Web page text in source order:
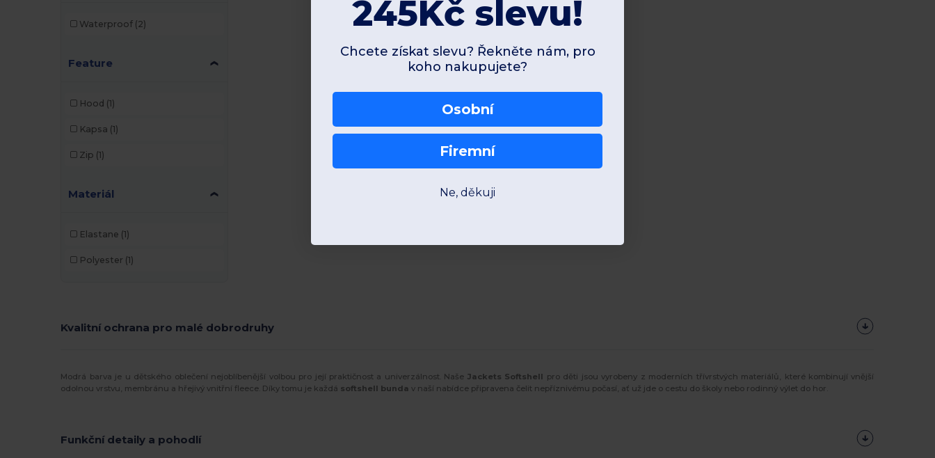
Waterproof (2)
Feature
Hood (1)
Kapsa (1)
Zip (1)
Materiál
Elastane (1)
Polyester (1)
Kvalitní ochrana pro malé dobrodruhy
Modrá barva je u dětského oblečení nejoblíbenější volbou pro její praktičnost a univerzálnost. Naše Jackets Softshell pro děti jsou vyrobeny z moderních třívrstvých materiálů, které kombinují vnější
odolnou vrstvu, membránu a hřejivý vnitřní fleece. Díky tomu je každá softshell bunda v naší nabídce připravena čelit nepříznivému počasí, ať už jde o cestu do školy nebo rodinný výlet do hor.
Funkční detaily a pohodlí
245Kč slevu!
Chcete získat slevu? Řekněte nám, pro
koho nakupujete?
Osobní
Firemní
Ne, děkuji